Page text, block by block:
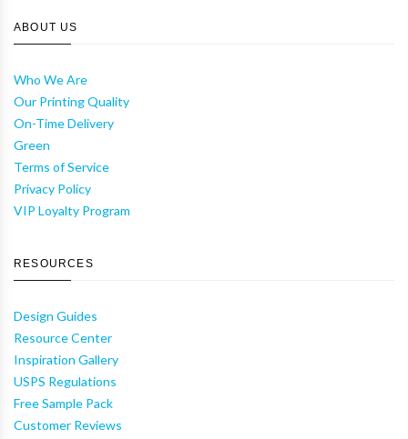
ABOUT US
Who We Are
Our Printing Quality
On-Time Delivery
Green
Terms of Service
Privacy Policy
VIP Loyalty Program
RESOURCES
Design Guides
Resource Center
Inspiration Gallery
USPS Regulations
Free Sample Pack
Customer Reviews